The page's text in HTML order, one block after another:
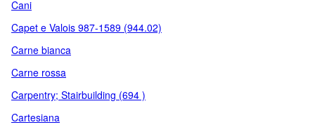
Cani
Capet e Valois 987-1589 (944.02)
Carne bianca
Carne rossa
Carpentry; Stairbuilding (694 )
Cartesiana